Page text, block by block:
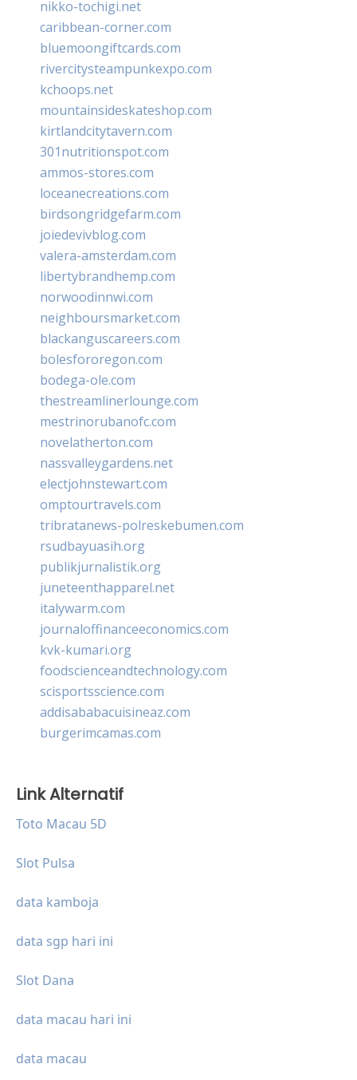
nikko-tochigi.net
caribbean-corner.com
bluemoongiftcards.com
rivercitysteampunkexpo.com
kchoops.net
mountainsideskateshop.com
kirtlandcitytavern.com
301nutritionspot.com
ammos-stores.com
loceanecreations.com
birdsongridgefarm.com
joiedevivblog.com
valera-amsterdam.com
libertybrandhemp.com
norwoodinnwi.com
neighboursmarket.com
blackanguscareers.com
bolesfororegon.com
bodega-ole.com
thestreamlinerlounge.com
mestrinorubanofc.com
novelatherton.com
nassvalleygardens.net
electjohnstewart.com
omptourtravels.com
tribratanews-polreskebumen.com
rsudbayuasih.org
publikjurnalistik.org
juneteenthapparel.net
italywarm.com
journaloffinanceeconomics.com
kvk-kumari.org
foodscienceandtechnology.com
scisportsscience.com
addisababacuisineaz.com
burgerimcamas.com
Link Alternatif
Toto Macau 5D
Slot Pulsa
data kamboja
data sgp hari ini
Slot Dana
data macau hari ini
data macau